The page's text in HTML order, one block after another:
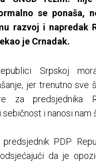
se ponaša,
razvoj i napredak
je Crnadak.
Srpskoj
jer trenutno sve
za predsjednika
i nanosi nam
PDP
da je